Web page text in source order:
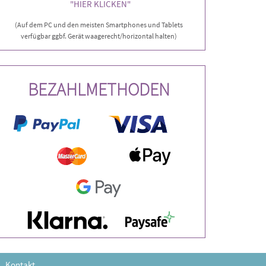
"HIER KLICKEN"
(Auf dem PC und den meisten Smartphones und Tablets
verfügbar ggbf. Gerät waagerecht/horizontal halten)
BEZAHLMETHODEN